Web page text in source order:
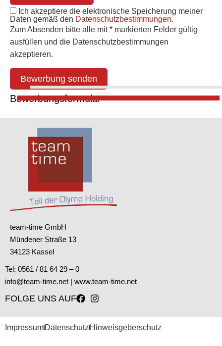
Ich akzeptiere die elektronische Speicherung meiner
Daten gemäß den Datenschutzbestimmungen.
Zum Absenden bitte alle mit * markierten Felder gültig
ausfüllen und die Datenschutzbestimmungen
akzeptieren.
Bewerbung senden
Bewerbungsformular
team-time GmbH
Mündener Straße 13
34123 Kassel
Tel: 0561 / 81 64 29 – 0
info@team-time.net | www.team-time.net
FOLGE UNS AUF
Impressum Datenschutz Hinweisgeberschutz